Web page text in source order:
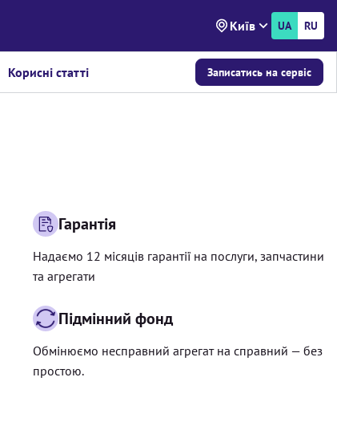
Київ UA RU
Корисні статті Записатись на сервіс
Гарантія
Надаємо 12 місяців гарантії на послуги, запчастини
та агрегати
Підмінний фонд
Обмінюємо несправний агрегат на справний — без
простою.